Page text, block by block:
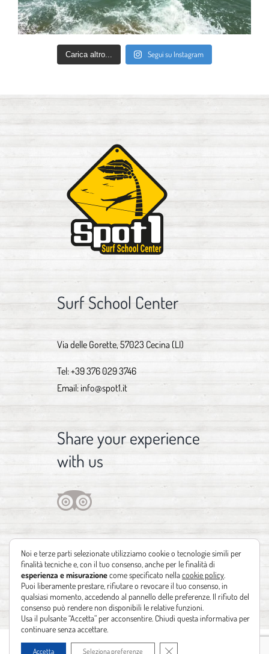
Carica altro... Segui su Instagram
Surf School Center
Via delle Gorette, 57023 Cecina (LI)
Tel:+39 376 029 3746
Email: info@spot1.it
Share your experience
with us
Copyright 2012 - 2021 | Design byIdentità Creative| Powered by
Noi e terze parti selezionate utilizziamo cookie o tecnologie simili per
finalità tecniche e, con il tuo consenso, anche per le finalità di
esperienza e misurazionecome specificato nellacookie policy
Puoi liberamente prestare, rifiutare o revocare il tuo consenso, in
qualsiasi momento, accedendo al pannello delle preferenze. Il rifiuto del
consenso può rendere non disponibili le relative funzioni.
Usa il pulsante “Accetta” per acconsentire. Chiudi questa informativa per
continuare senza accettare.
Accetta Seleziona preferenze Close GDPR Cookie Banner